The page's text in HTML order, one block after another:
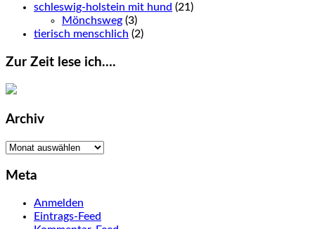
schleswig-holstein mit hund (21)
Mönchsweg (3)
tierisch menschlich (2)
Zur Zeit lese ich….
Archiv
Archiv
Meta
Anmelden
Eintrags-Feed